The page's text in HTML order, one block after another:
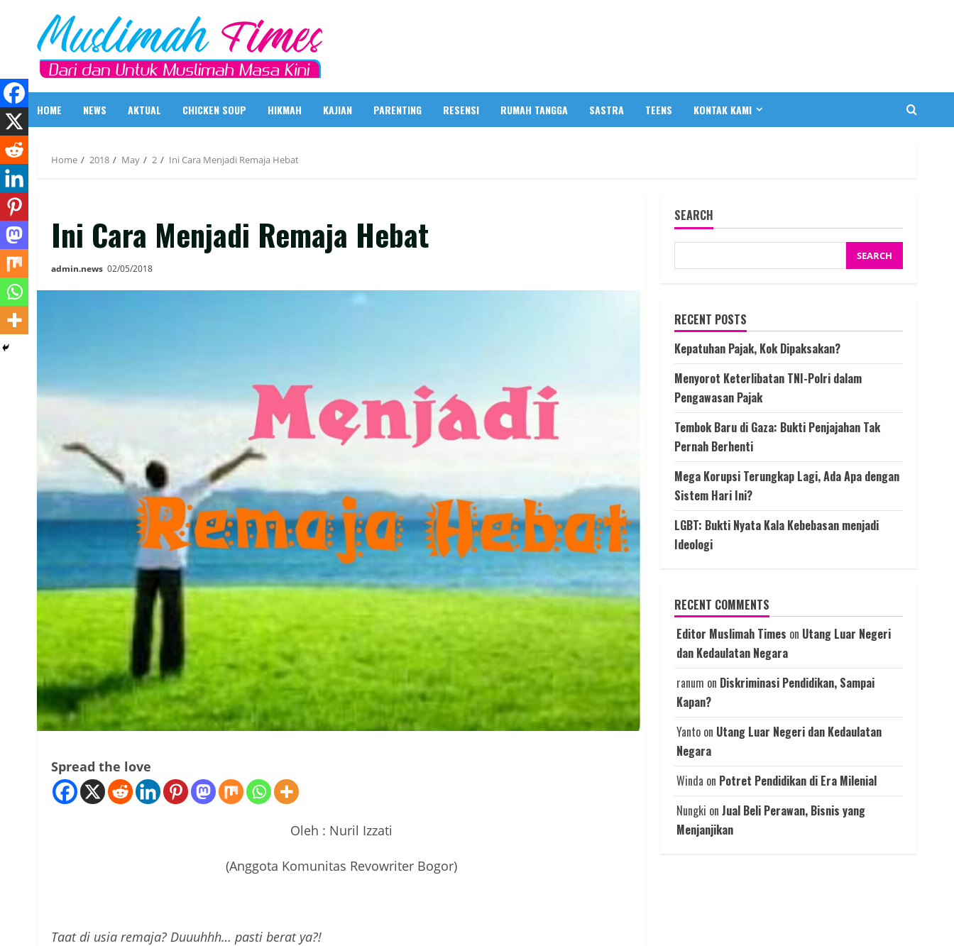
content
HOME NEWS AKTUAL CHICKEN SOUP HIKMAH KAJIAN PARENTING RESENSI RUMAH TANGGA SASTRA TEENS KONTAK KAMI
Home 2018 May 2 Ini Cara Menjadi Remaja Hebat
Ini Cara Menjadi Remaja Hebat
admin.news 02/05/2018
Spread the love
Oleh : Nuril Izzati
(Anggota Komunitas Revowriter Bogor)
Taat di usia remaja? Duuuhhh… pasti berat ya?!
SEARCH
SEARCH
RECENT POSTS
Kepatuhan Pajak, Kok Dipaksakan?
Menyorot Keterlibatan TNI-Polri dalam
Pengawasan Pajak
Tembok Baru di Gaza: Bukti Penjajahan Tak
Pernah Berhenti
Mega Korupsi Terungkap Lagi, Ada Apa dengan
Sistem Hari Ini?
LGBT: Bukti Nyata Kala Kebebasan menjadi
Ideologi
RECENT COMMENTS
Editor Muslimah Times on Utang Luar Negeri
dan Kedaulatan Negara
ranum on Diskriminasi Pendidikan, Sampai
Kapan?
Yanto on Utang Luar Negeri dan Kedaulatan
Negara
Winda on Potret Pendidikan di Era Milenial
Nungki on Jual Beli Perawan, Bisnis yang
Menjanjikan